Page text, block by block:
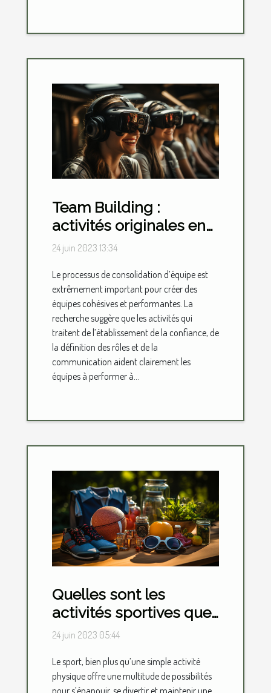
Team Building :
activités originales en
présentiel et en virtuel
24 juin 2023 13:34
Le processus de consolidation d’équipe est
extrêmement important pour créer des
équipes cohésives et performantes. La
recherche suggère que les activités qui
traitent de l’établissement de la confiance, de
la définition des rôles et de la
communication aident clairement les
équipes à performer à...
Quelles sont les
activités sportives que
vous pouvez faire pour
24 juin 2023 05:44
Le sport, bien plus qu’une simple activité
physique offre une multitude de possibilités